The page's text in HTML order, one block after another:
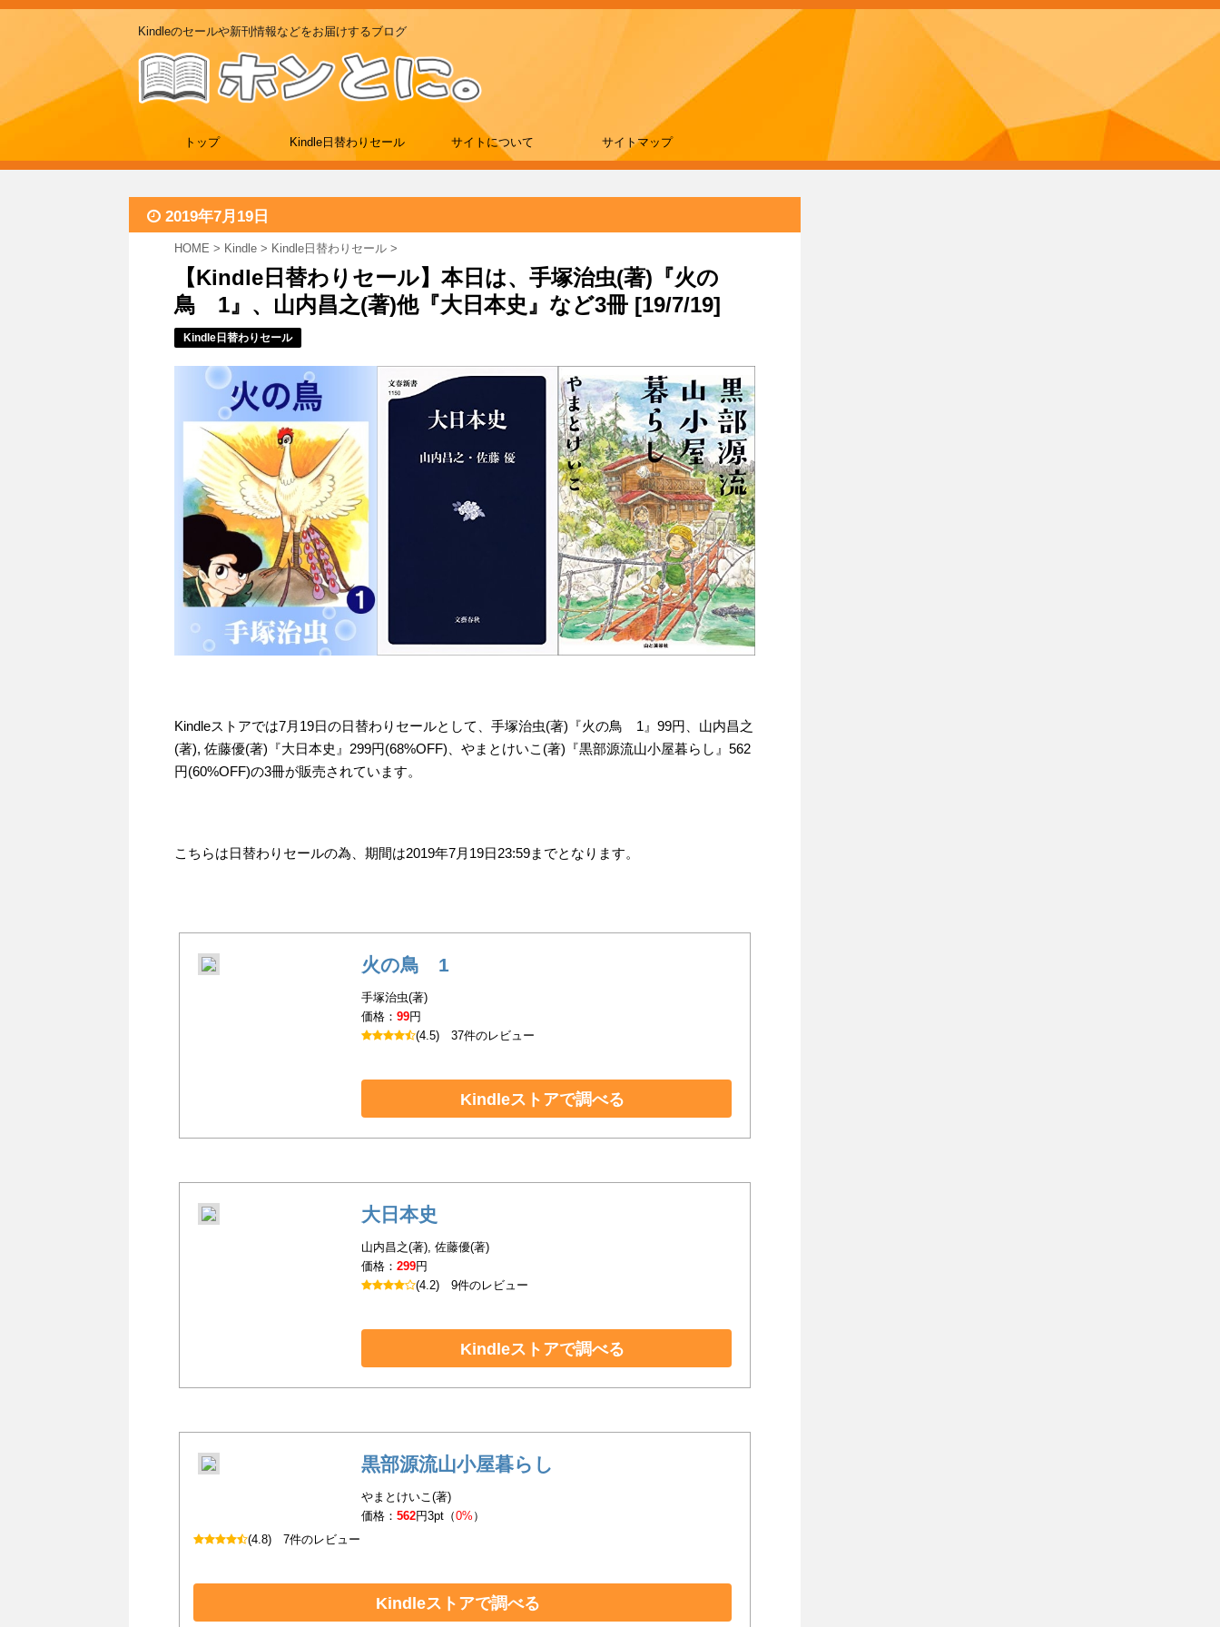
Kindleのセールや新刊情報などをお届けするブログ
トップ Kindle日替わりセール サイトについて サイトマップ
2019年7月19日
HOME > Kindle > Kindle日替わりセール >
【Kindle日替わりセール】本日は、手塚治虫(著)『火の
鳥 1』、山内昌之(著)他『大日本史』など3冊 [19/7/19]
Kindle日替わりセール
Kindleストアでは7月19日の日替わりセールとして、手塚治虫(著)『火の鳥 1』99円、山内昌之
(著), 佐藤優(著)『大日本史』299円(68%OFF)、やまとけいこ(著)『黒部源流山小屋暮らし』562
円(60%OFF)の3冊が販売されています。
こちらは日替わりセールの為、期間は2019年7月19日23:59までとなります。
火の鳥 1
手塚治虫(著)
価格：99円
(4.5)37件のレビュー
Kindleストアで調べる
大日本史
山内昌之(著), 佐藤優(著)
価格：299円
(4.2)9件のレビュー
Kindleストアで調べる
黒部源流山小屋暮らし
やまとけいこ(著)
価格：562円3pt（0% ）
(4.8) 7件のレビュー
Kindleストアで調べる